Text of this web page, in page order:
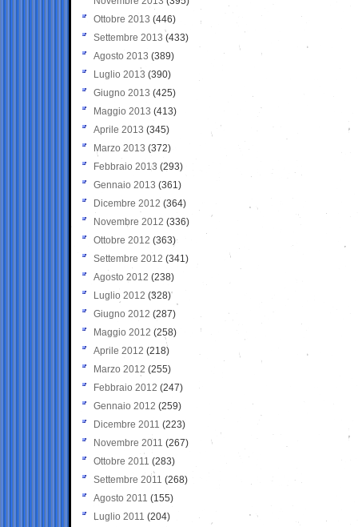
Ottobre 2013 (446)
Settembre 2013 (433)
Agosto 2013 (389)
Luglio 2013 (390)
Giugno 2013 (425)
Maggio 2013 (413)
Aprile 2013 (345)
Marzo 2013 (372)
Febbraio 2013 (293)
Gennaio 2013 (361)
Dicembre 2012 (364)
Novembre 2012 (336)
Ottobre 2012 (363)
Settembre 2012 (341)
Agosto 2012 (238)
Luglio 2012 (328)
Giugno 2012 (287)
Maggio 2012 (258)
Aprile 2012 (218)
Marzo 2012 (255)
Febbraio 2012 (247)
Gennaio 2012 (259)
Dicembre 2011 (223)
Novembre 2011 (267)
Ottobre 2011 (283)
Settembre 2011 (268)
Agosto 2011 (155)
Luglio 2011 (204)